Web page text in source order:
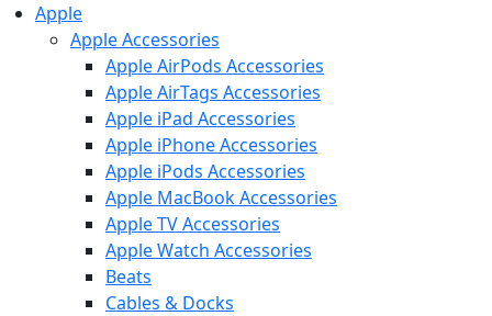
Apple
Apple Accessories
Apple AirPods Accessories
Apple AirTags Accessories
Apple iPad Accessories
Apple iPhone Accessories
Apple iPods Accessories
Apple MacBook Accessories
Apple TV Accessories
Apple Watch Accessories
Beats
Cables & Docks